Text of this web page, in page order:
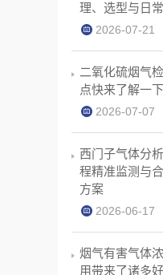
理、选型与日
2026-07-21
二氧化硫烟气
点快来了解一下
2026-07-07
西门子气体分
程精准监测与
方案
2026-06-17
烟气有害气体
用带来了诸多